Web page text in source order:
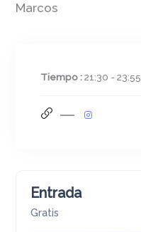
Marcos
Tiempo :21:30 - 23:55
Entrada
Gratis